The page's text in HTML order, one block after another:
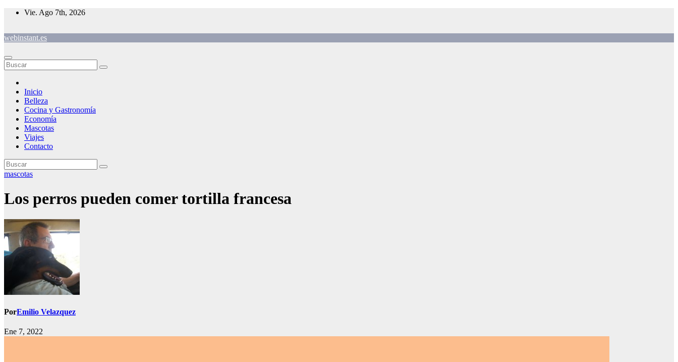
Saltar
Vie. Ago 7th, 2026
webinstant.es
Inicio
Belleza
Cocina y Gastronomía
Economía
Mascotas
Viajes
Contacto
mascotas
Los perros pueden comer tortilla francesa
PorEmilio Velazquez
Ene 7, 2022